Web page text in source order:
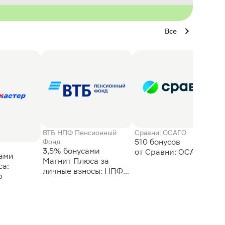
Все
ВТБ НПФ Пенсионный
Фонд
3,5% бонусами
Магнит Плюса за
личные взносы: НПФ
Сравни: ОСАГО
510 бонусов